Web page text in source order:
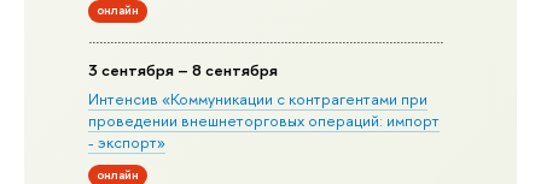
онлайн
3 сентября – 8 сентября
Интенсив «Коммуникации с контрагентами при
проведении внешнеторговых операций: импорт
- экспорт»
онлайн